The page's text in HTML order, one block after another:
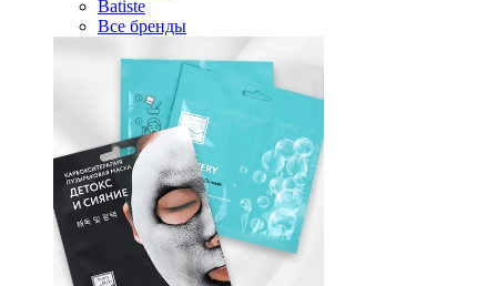
Batiste
Все бренды